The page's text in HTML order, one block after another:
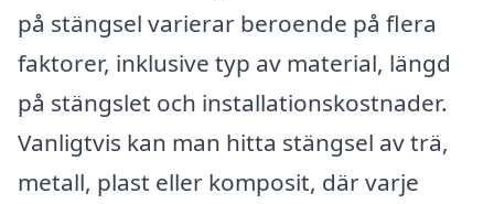
på stängsel varierar beroende på flera
faktorer, inklusive typ av material, längd
på stängslet och installationskostnader.
Vanligtvis kan man hitta stängsel av trä,
metall, plast eller komposit, där varje